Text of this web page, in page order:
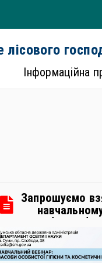
Інформаційна
Запрошуємо
«Засоби
публічних
сформувати